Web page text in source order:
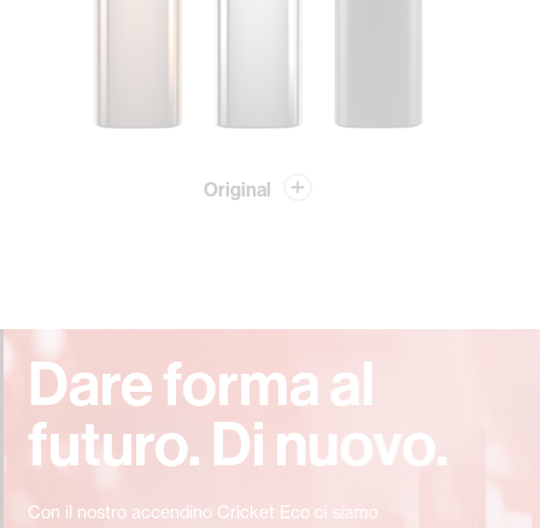
Original
Dare forma al
futuro. Di nuovo.
Con il nostro accendino Cricket Eco ci siamo